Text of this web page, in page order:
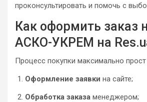
проконсультировать и помочь с
Как оформить заказ
АСКО-УКРЕМ на
Процесс покупки максимально
Оформление заявки на сайте;
Обработка заказа менеджером;